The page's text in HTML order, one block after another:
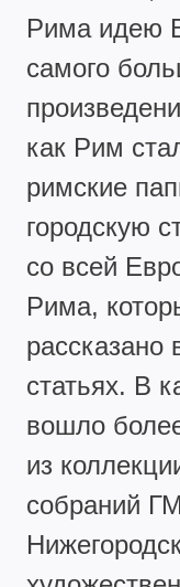
Рима идею
самого
как Рим
римские
городскую
со всей
Рима,
рассказано
статьях. В
вошло
из
собраний